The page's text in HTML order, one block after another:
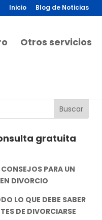
Inicio Blog de Noticias
Otros servicios
gratuita
PARA UN
DIVORCIO
LO QUE DEBE SABER
DE DIVORCIARSE